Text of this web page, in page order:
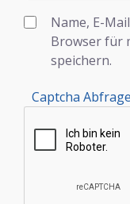
Name, E-
Browser für
speichern.
Captcha Abfrage